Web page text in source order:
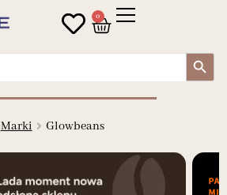
0
Search Button
Marki Glowbeans